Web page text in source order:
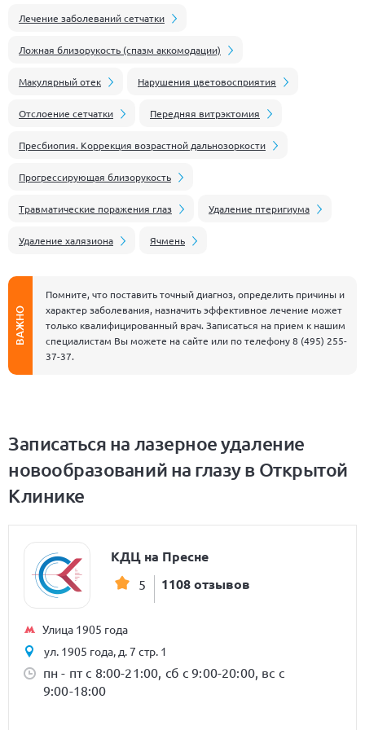
Лечение заболеваний сетчатки
Ложная близорукость (спазм аккомодации)
Макулярный отек Нарушения цветовосприятия
Отслоение сетчатки Передняя витрэктомия
Пресбиопия. Коррекция возрастной дальнозоркости
Прогрессирующая близорукость
Травматические поражения глаз Удаление птеригиума
Удаление халязиона Ячмень
ВАЖНО
Помните, что поставить точный диагноз, определить причины и
характер заболевания, назначить эффективное лечение может
только квалифицированный врач. Записаться на прием к нашим
специалистам Вы можете на сайте или по телефону8 (495) 255-
37-37.
Записаться на лазерное удаление
новообразований на глазу в Открытой
Клинике
КДЦ на Пресне
5 1108 отзывов
Улица 1905 года
ул. 1905 года, д. 7 стр. 1
пн - пт с 8:00-21:00, сб с 9:00-20:00, вс с
9:00-18:00